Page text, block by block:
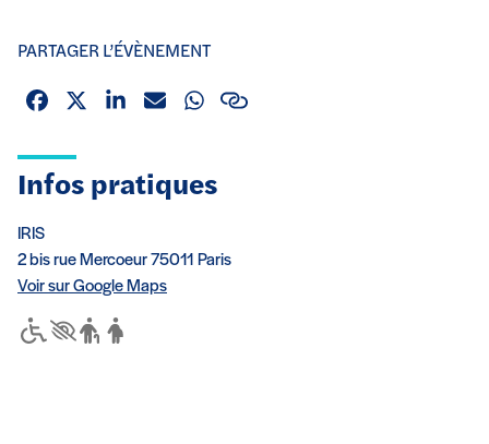
PARTAGER L’ÉVÈNEMENT
FacebookX (Twitter)
LinkedinEmailWhatsapp
Lien
Infos pratiques
IRIS
2 bis rue Mercoeur 75011 Paris
Voir sur Google Maps
Accessibilité
Personnes à mobilité réduite
Aveugles ou malvoyants
Personnes âgées